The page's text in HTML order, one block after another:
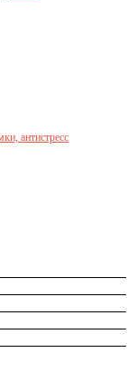
антистресс